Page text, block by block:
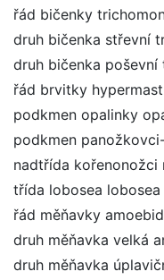
řád bičenky
druh bičenka střevní
druh bičenka
řád brvitky
podkmen opalinky
podkmen
nadtřída kořenonožci
třída lobosea lobosea
řád měňavky
druh měňavka velká
druh měňavka